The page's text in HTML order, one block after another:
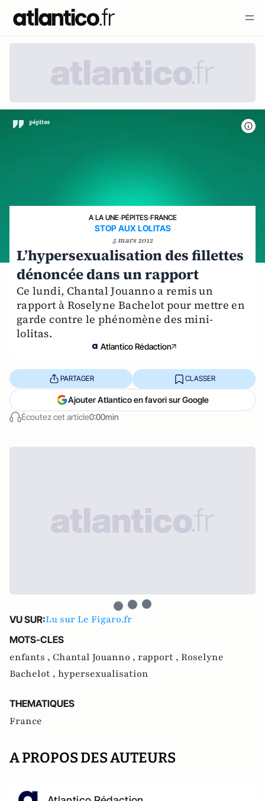
A LA UNE›PÉPITES›FRANCE
STOP AUX LOLITAS
5 mars 2012
L’hypersexualisation des fillettes
dénoncée dans un rapport
Ce lundi, Chantal Jouanno a remis un
rapport à Roselyne Bachelot pour mettre en
garde contre le phénomène des mini-
lolitas.
Atlantico Rédaction
Écoutez cet article0:00min
PARTAGER CLASSER
Ajouter Atlantico en favori sur Google
VU SUR:Lu sur Le Figaro.fr
MOTS-CLES
enfants , Chantal Jouanno , rapport , Roselyne
Bachelot , hypersexualisation
THEMATIQUES
France
A PROPOS DES AUTEURS